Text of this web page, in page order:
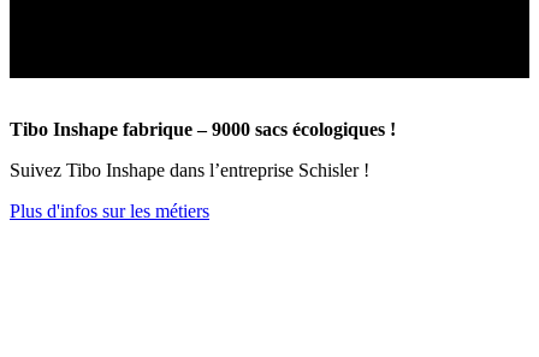
Tibo Inshape fabrique – 9000 sacs écologiques !
Suivez Tibo Inshape dans l’entreprise Schisler !
Plus d'infos sur les métiers